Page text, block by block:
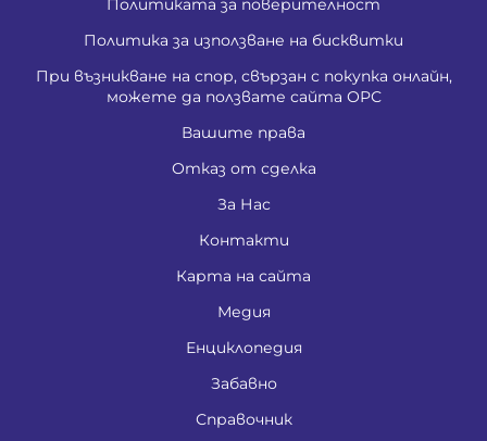
Политиката за поверителност
Политика за използване на бисквитки
При възникване на спор, свързан с покупка онлайн,
можете да ползвате сайта ОРС
Вашите права
Отказ от сделка
За Нас
Контакти
Карта на сайта
Медия
Енциклопедия
Забавно
Справочник